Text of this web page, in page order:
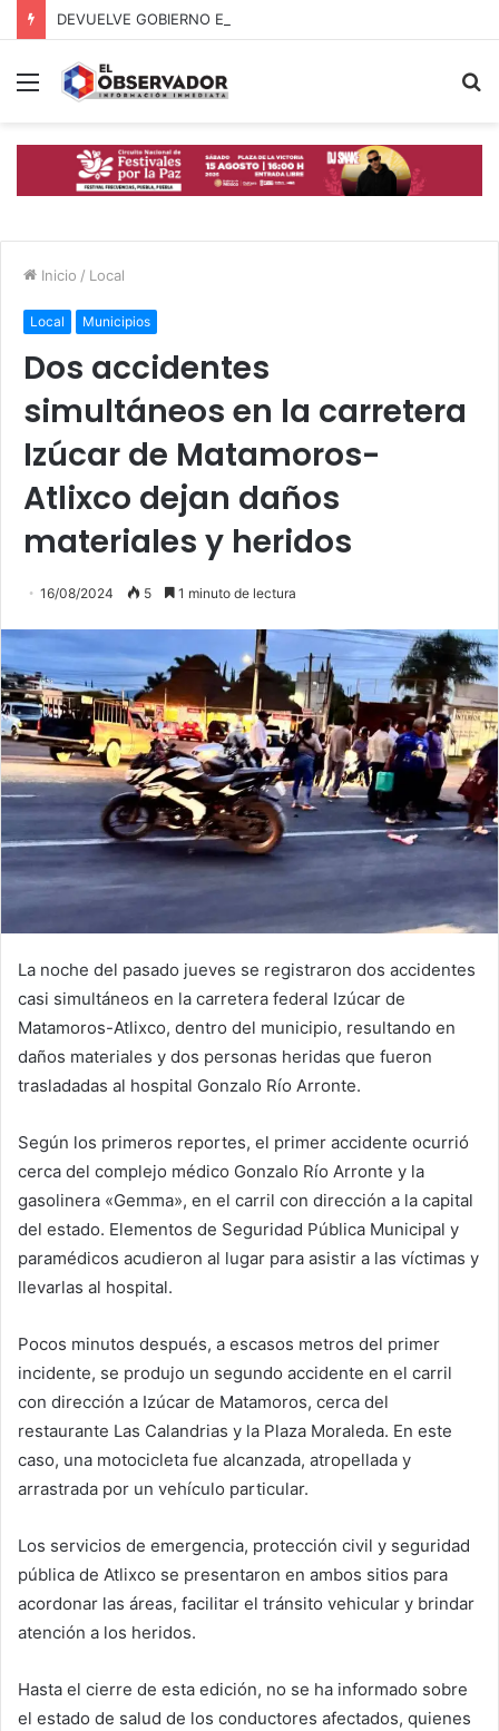
Menú
Inicio / Local
Local Municipios
Dos accidentes
simultáneos en la carretera
Izúcar de Matamoros-
Atlixco dejan daños
materiales y heridos
16/08/2024 5 1 minuto de lectura
La noche del pasado jueves se registraron dos accidentes
casi simultáneos en la carretera federal Izúcar de
Matamoros-Atlixco, dentro del municipio, resultando en
daños materiales y dos personas heridas que fueron
trasladadas al hospital Gonzalo Río Arronte.
Según los primeros reportes, el primer accidente ocurrió
cerca del complejo médico Gonzalo Río Arronte y la
gasolinera «Gemma», en el carril con dirección a la capital
del estado. Elementos de Seguridad Pública Municipal y
paramédicos acudieron al lugar para asistir a las víctimas y
llevarlas al hospital.
Pocos minutos después, a escasos metros del primer
incidente, se produjo un segundo accidente en el carril
con dirección a Izúcar de Matamoros, cerca del
restaurante Las Calandrias y la Plaza Moraleda. En este
caso, una motocicleta fue alcanzada, atropellada y
arrastrada por un vehículo particular.
Los servicios de emergencia, protección civil y seguridad
pública de Atlixco se presentaron en ambos sitios para
acordonar las áreas, facilitar el tránsito vehicular y brindar
atención a los heridos.
Hasta el cierre de esta edición, no se ha informado sobre
el estado de salud de los conductores afectados, quienes